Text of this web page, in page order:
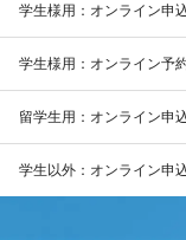
学生様用：オンライン申
学生様用：オンライン予
留学生用：オンライン申
学生以外：オンライン申